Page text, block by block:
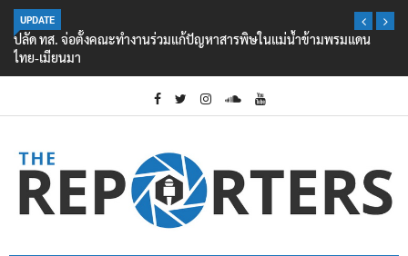
UPDATE
ปลัด ทส. จ่อตั้งคณะทำงานร่วมแก้ปัญหาสารพิษในแม่น้ำข้ามพรมแดน
ไทย-เมียนมา